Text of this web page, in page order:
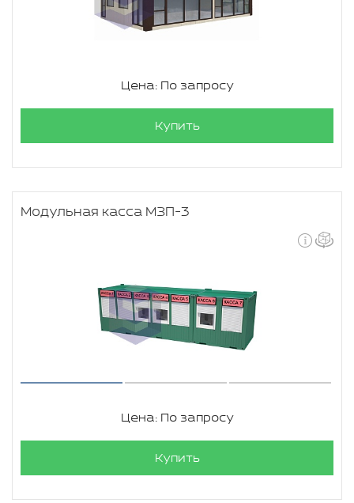
Цена: По запросу
Купить
Модульная касса МЗП-3
Цена: По запросу
Купить